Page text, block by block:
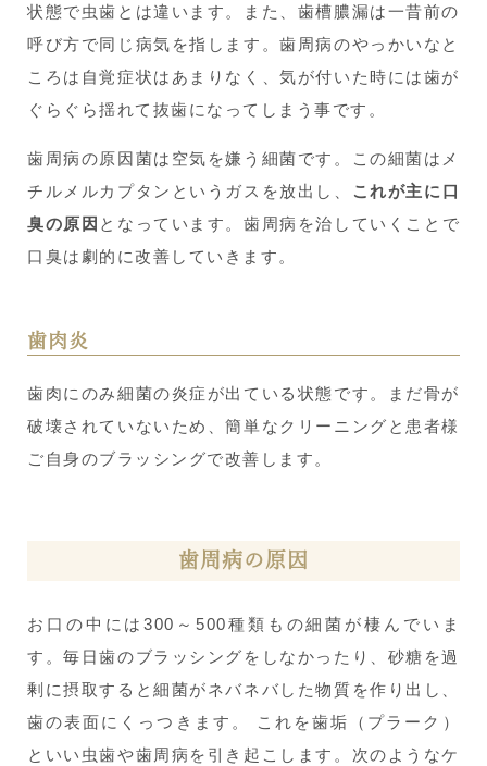
状態で虫歯とは違います。また、歯槽膿漏は一昔前の
呼び方で同じ病気を指します。歯周病のやっかいなと
ころは自覚症状はあまりなく、気が付いた時には歯が
ぐらぐら揺れて抜歯になってしまう事です。
歯周病の原因菌は空気を嫌う細菌です。この細菌はメ
チルメルカプタンというガスを放出し、 これが主に口
臭の原因 となっています。歯周病を治していくことで
口臭は劇的に改善していきます。
歯肉炎
歯肉にのみ細菌の炎症が出ている状態です。まだ骨が
破壊されていないため、簡単なクリーニングと患者様
ご自身のブラッシングで改善します。
歯周病の原因
お口の中には300～500種類もの細菌が棲んでいま
す。毎日歯のブラッシングをしなかったり、砂糖を過
剰に摂取すると細菌がネバネバした物質を作り出し、
歯の表面にくっつきます。 これを歯垢（プラーク）
といい虫歯や歯周病を引き起こします。次のようなケ